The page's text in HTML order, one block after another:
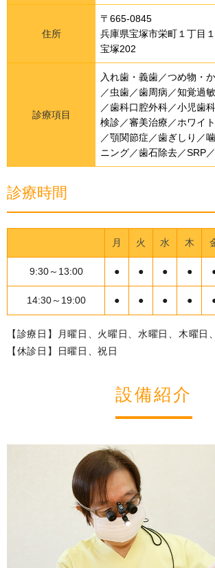
住所
〒665-0845
兵庫県宝塚市栄町１丁目
宝塚202
診療項目
入れ歯・義歯／つめ物・
／虫歯／歯周病／知覚過
／歯科口腔外科／小児歯
検診／審美治療／ホワイ
／顎関節症／歯ぎしり／
ニング／歯石除去／SRP
診療時間
月 火 水 木
9:30～13:00 ● ● ● ●
14:30～19:00 ● ● ● ●
【診療日】月曜日、火曜日、水曜日、木曜日
【休診日】日曜日、祝日
設備紹介